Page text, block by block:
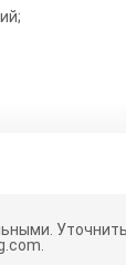
IR330